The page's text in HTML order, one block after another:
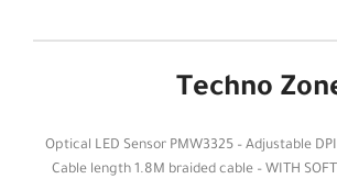
Techno
Optical LED Sensor PMW3325 – Adjustable
Cable length 1.8M braided cable – WITH